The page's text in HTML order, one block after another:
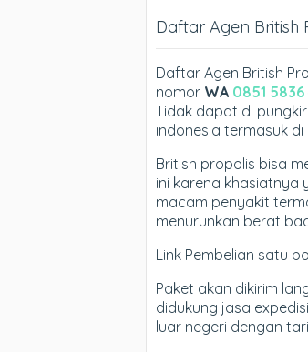
Daftar Agen British
Daftar Agen British
nomor WA 0851 5836
Tidak dapat di
indonesia termasuk
British propolis bisa
ini karena khasiatnya
macam penyakit
menurunkan berat
Link Pembelian satu
Paket akan dikirim
didukung jasa
luar negeri dengan